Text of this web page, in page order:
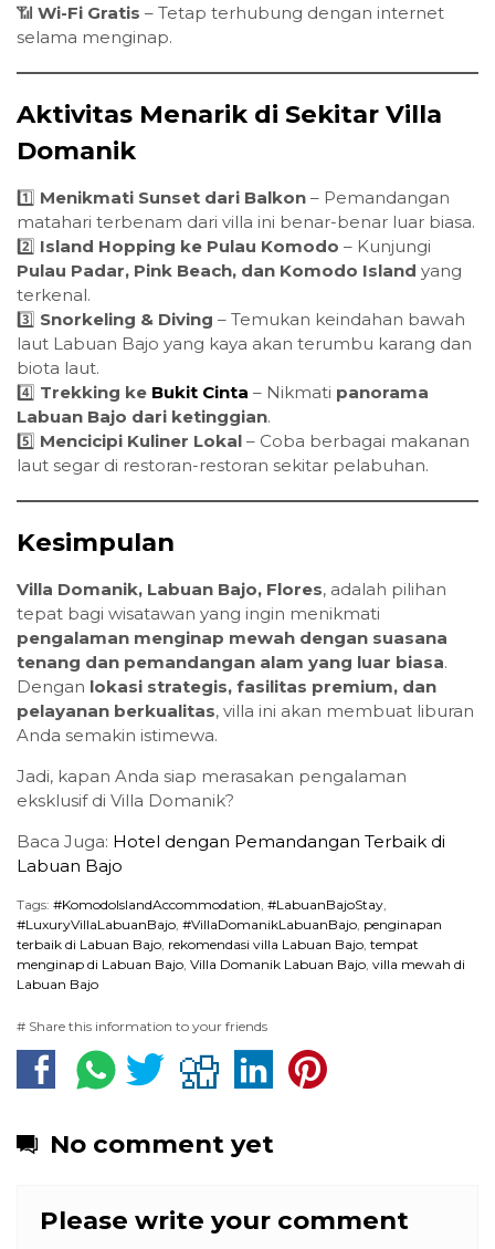
📶 Wi-Fi Gratis – Tetap terhubung dengan internet
selama menginap.
Aktivitas Menarik di Sekitar Villa
Domanik
1️⃣ Menikmati Sunset dari Balkon – Pemandangan
matahari terbenam dari villa ini benar-benar luar biasa.
2️⃣ Island Hopping ke Pulau Komodo – Kunjungi
Pulau Padar, Pink Beach, dan Komodo Island yang
terkenal.
3️⃣ Snorkeling & Diving – Temukan keindahan bawah
laut Labuan Bajo yang kaya akan terumbu karang dan
biota laut.
4️⃣ Trekking ke Bukit Cinta – Nikmati panorama
Labuan Bajo dari ketinggian.
5️⃣ Mencicipi Kuliner Lokal – Coba berbagai makanan
laut segar di restoran-restoran sekitar pelabuhan.
Kesimpulan
Villa Domanik, Labuan Bajo, Flores, adalah pilihan
tepat bagi wisatawan yang ingin menikmati
pengalaman menginap mewah dengan suasana
tenang dan pemandangan alam yang luar biasa.
Dengan lokasi strategis, fasilitas premium, dan
pelayanan berkualitas, villa ini akan membuat liburan
Anda semakin istimewa.
Jadi, kapan Anda siap merasakan pengalaman
eksklusif di Villa Domanik?
Baca Juga: Hotel dengan Pemandangan Terbaik di
Labuan Bajo
Tags: #KomodoIslandAccommodation #LabuanBajoStay
#LuxuryVillaLabuanBajo #VillaDomanikLabuanBajo penginapan
terbaik di Labuan Bajo rekomendasi villa Labuan Bajo tempat
menginap di Labuan Bajo Villa Domanik Labuan Bajo villa mewah di
Labuan Bajo
# Share this information to your friends
No comment yet
Please write your comment